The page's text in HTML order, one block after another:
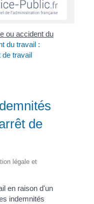
ou accident du
du travail :
de travail
de
légale et
en raison d'un
indemnités